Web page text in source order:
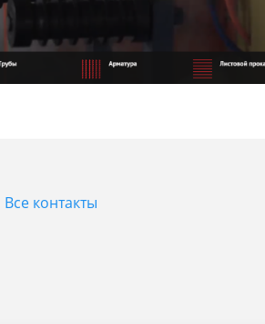
Все контакты